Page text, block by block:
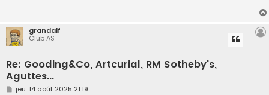
grandalf
Club AS
Re: Gooding&Co, Artcurial, RM Sotheby's,
Aguttes...
M
jeu. 14 août 2025 21:19